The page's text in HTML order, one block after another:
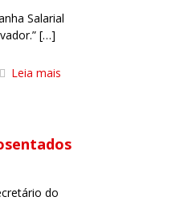
Salarial
[…]
Leia mais
do